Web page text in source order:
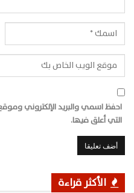
احفظ اسمي والبريد الإلكتروني
التي أعلق فيها.
الأكثر قراءة